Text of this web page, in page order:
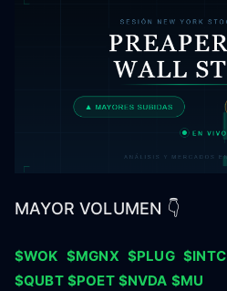
MAYOR VOLUMEN 👇
$WOK $MGNX $PLUG $INTC
$QUBT $POET $NVDA $MU